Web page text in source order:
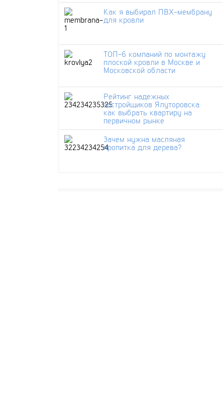
Как я выбирал ПВХ-мембрану
для кровли
ТОП-6 компаний по монтажу
плоской кровли в Москве и
Московской области
Рейтинг надежных
застройщиков Ялуторовска:
как выбрать квартиру на
первичном рынке
Зачем нужна масляная
пропитка для дерева?